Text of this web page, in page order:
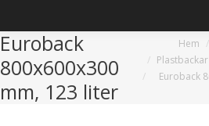
Euroback
800x600x300
mm, 123 liter
Hem
Plastbackar
Euroback